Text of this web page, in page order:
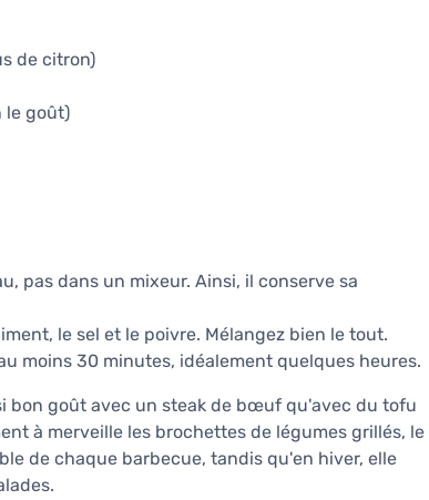
de citron)
le goût)
pas dans un mixeur. Ainsi, il conserve sa
le sel et le poivre. Mélangez bien le tout.
moins 30 minutes, idéalement quelques heures.
bon goût avec un steak de bœuf qu'avec du tofu
à merveille les brochettes de légumes grillés, le
de chaque barbecue, tandis qu'en hiver, elle